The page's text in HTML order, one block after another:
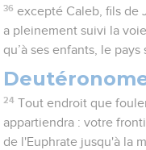
36 excepté Caleb, fils de
a pleinement suivi la
qu’à ses enfants, le pays
Deutéronome
24 Tout endroit que
appartiendra : votre
de l'Euphrate jusqu'à la